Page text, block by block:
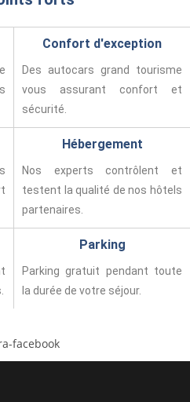
Confort d'exception
Des autocars grand tourisme
vous assurant confort et
sécurité.
Hébergement
Nos experts contrôlent et
testent la qualité de nos hôtels
partenaires.
Parking
Parking gratuit pendant toute
la durée de votre séjour.